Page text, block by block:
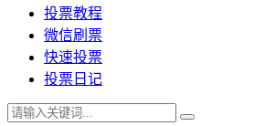
投票教程
微信刷票
快速投票
投票日记